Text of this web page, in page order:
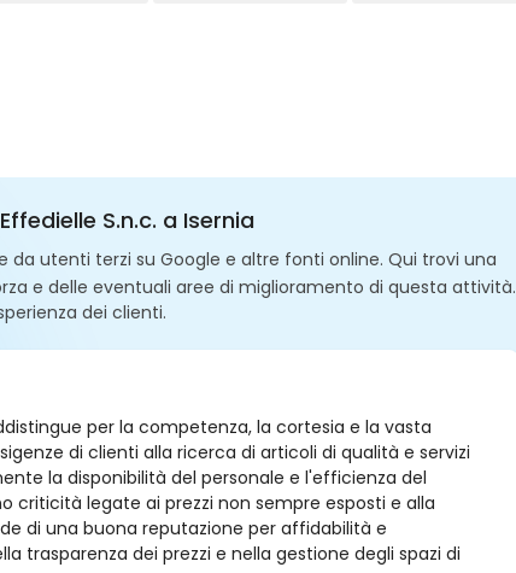
S.n.c. a Isernia
utenti terzi su Google e altre fonti online. Qui trovi una
e delle eventuali aree di miglioramento di questa attività.
dei clienti.
per la competenza, la cortesia e la vasta
di clienti alla ricerca di articoli di qualità e servizi
la disponibilità del personale e l'efficienza del
criticità legate ai prezzi non sempre esposti e alla
di una buona reputazione per affidabilità e
trasparenza dei prezzi e nella gestione degli spazi di